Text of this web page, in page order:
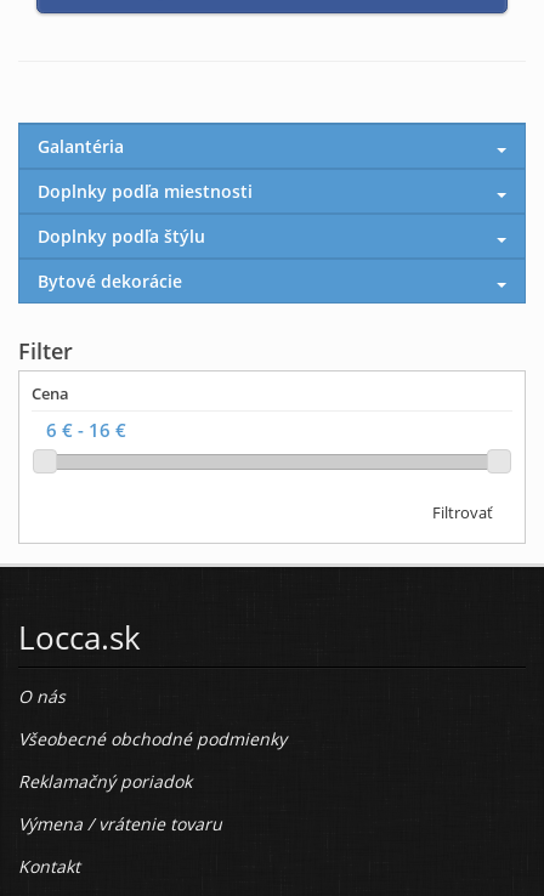
Galantéria
Doplnky podľa miestnosti
Doplnky podľa štýlu
Bytové dekorácie
Filter
Cena
Filtrovať
Locca.sk
O nás
Všeobecné obchodné podmienky
Reklamačný poriadok
Výmena / vrátenie tovaru
Kontakt